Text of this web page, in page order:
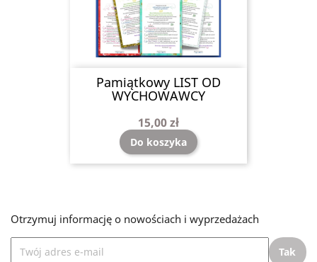
Pamiątkowy LIST OD
WYCHOWAWCY
15,00 zł
Do koszyka
Otrzymuj informację o nowościach i wyprzedażach